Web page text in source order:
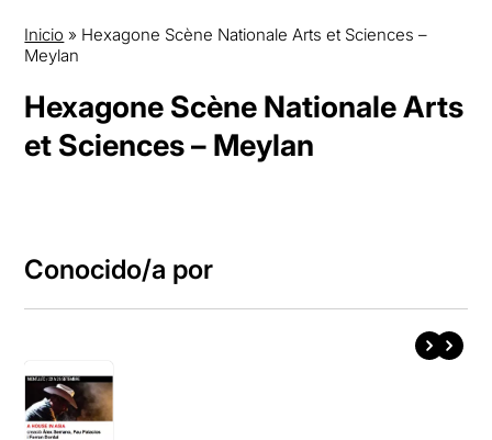
Inicio » Hexagone Scène Nationale Arts et Sciences –
Meylan
Hexagone Scène Nationale Arts
et Sciences – Meylan
Conocido/a por